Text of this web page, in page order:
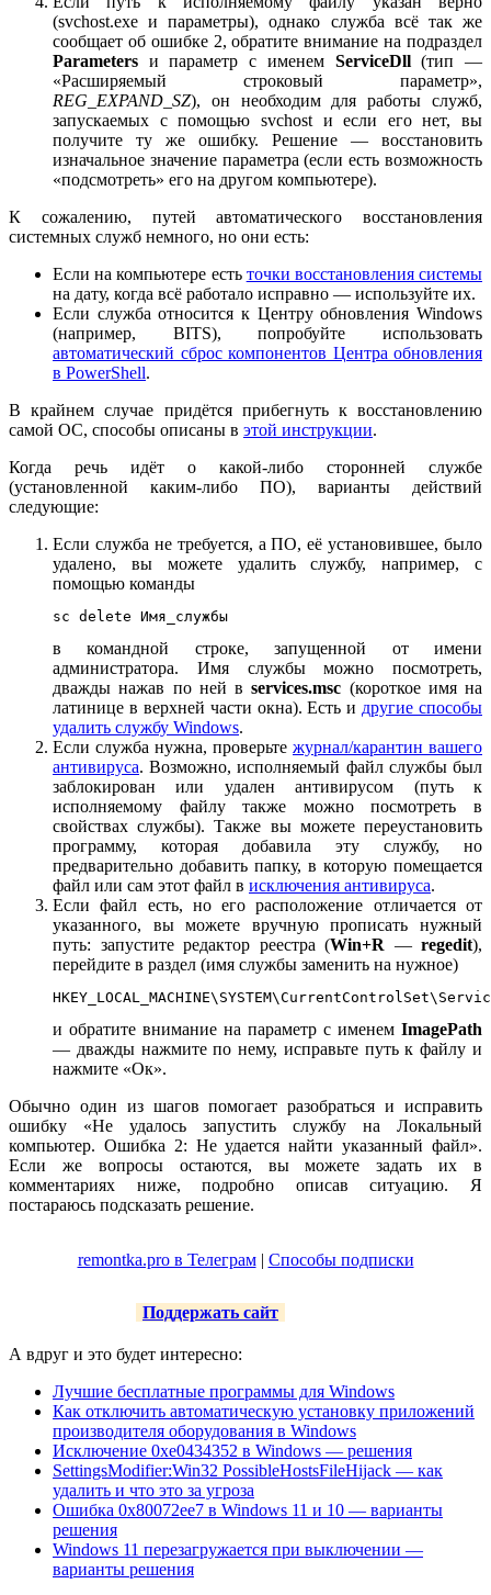
(svchost.exe и параметры), однако служба всё так же
сообщает об ошибке 2, обратите внимание на подраздел
Parameters и параметр с именем ServiceDll(тип —
«Расширяемый строковый параметр»,
REG_EXPAND_SZ), он необходим для работы служб,
запускаемых с помощью svchost и если его нет, вы
получите ту же ошибку. Решение — восстановить
изначальное значение параметра (если есть возможность
«подсмотреть» его на другом компьютере).
К сожалению, путей автоматического восстановления
системных служб немного, но они есть:
Если на компьютере есть точки восстановления системы
на дату, когда всё работало исправно — используйте их.
Если служба относится к Центру обновления Windows
(например, BITS), попробуйте использовать
автоматический сброс компонентов Центра обновления
в PowerShell.
В крайнем случае придётся прибегнуть к восстановлению
самой ОС, способы описаны в этой инструкции.
Когда речь идёт о какой-либо сторонней службе
(установленной каким-либо ПО), варианты действий
следующие:
Если служба не требуется, а ПО, её установившее, было
удалено, вы можете удалить службу, например, с
помощью команды
sc delete Имя_службы
в командной строке, запущенной от имени
администратора. Имя службы можно посмотреть,
дважды нажав по ней вservices.msc (короткое имя на
латинице в верхней части окна). Есть и другие способы
удалить службу Windows.
Если служба нужна, проверьте журнал/карантин вашего
антивируса. Возможно, исполняемый файл службы был
заблокирован или удален антивирусом (путь к
исполняемому файлу также можно посмотреть в
свойствах службы). Также вы можете переустановить
программу, которая добавила эту службу, но
предварительно добавить папку, в которую помещается
файл или сам этот файл в исключения антивируса.
Если файл есть, но его расположение отличается от
указанного, вы можете вручную прописать нужный
путь: запустите редактор реестра (Win+R — regedit),
перейдите в раздел (имя службы заменить на нужное)
и обратите внимание на параметр с именем ImagePath
— дважды нажмите по нему, исправьте путь к файлу и
нажмите «Ок».
Обычно один из шагов помогает разобраться и исправить
ошибку «Не удалось запустить службу на Локальный
компьютер. Ошибка 2: Не удается найти указанный файл».
Если же вопросы остаются, вы можете задать их в
комментариях ниже, подробно описав ситуацию. Я
постараюсь подсказать решение.
remontka.pro в Телеграм| Способы подписки
Поддержать сайт
А вдруг и это будет интересно:
Лучшие бесплатные программы для Windows
Как отключить автоматическую установку приложений
производителя оборудования в Windows
Исключение 0xe0434352 в Windows — решения
SettingsModifier:Win32 PossibleHostsFileHijack — как
удалить и что это за угроза
Ошибка 0x80072ee7 в Windows 11 и 10 — варианты
решения
Windows 11 перезагружается при выключении —
варианты решения